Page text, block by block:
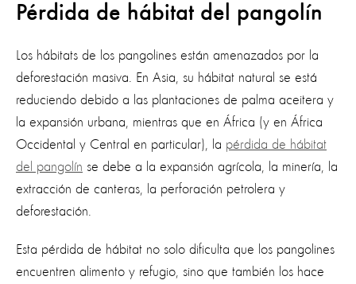
Pérdida de hábitat del pangolín
Los hábitats de los pangolines están amenazados por la
deforestación masiva. En Asia, su hábitat natural se está
reduciendo debido a las plantaciones de palma aceitera y
la expansión urbana, mientras que en África (y en África
Occidental y Central en particular), la pérdida de hábitat
del pangolín se debe a la expansión agrícola, la minería, la
extracción de canteras, la perforación petrolera y
deforestación.
Esta pérdida de hábitat no solo dificulta que los pangolines
encuentren alimento y refugio, sino que también los hace